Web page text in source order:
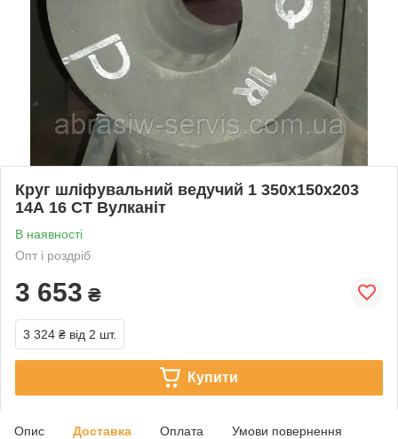
Круг шліфувальний ведучий 1 350х150х203
14А 16 СТ Вулканіт
В наявності
Опт і роздріб
3 653 ₴
3 324 ₴ від 2 шт.
Купити
Опис Доставка Оплата Умови повернення